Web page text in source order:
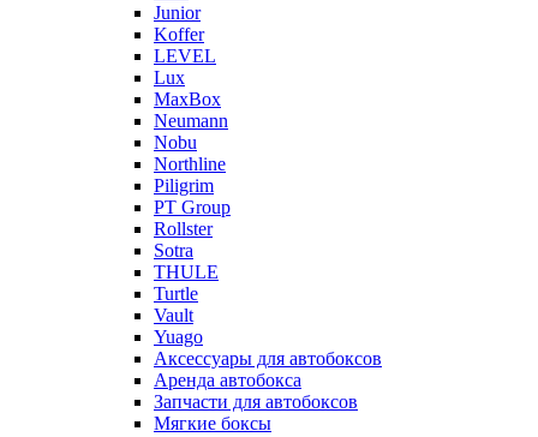
Junior
Koffer
LEVEL
Lux
MaxBox
Neumann
Nobu
Northline
Piligrim
PT Group
Rollster
Sotra
THULE
Turtle
Vault
Yuago
Аксессуары для автобоксов
Аренда автобокса
Запчасти для автобоксов
Мягкие боксы